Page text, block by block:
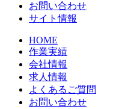
お問い合わせ
サイト情報
HOME
作業実績
会社情報
求人情報
よくあるご質問
お問い合わせ